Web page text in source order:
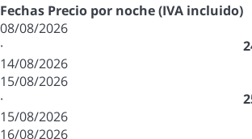
Fechas Precio por noche (IVA incluido)
08/08/2026
·
14/08/2026
15/08/2026
·
15/08/2026
16/08/2026